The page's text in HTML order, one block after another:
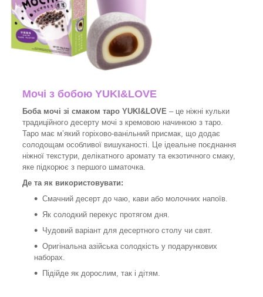
Мочі з бобою YUKI&LOVE
Боба мочі зі смаком таро YUKI&LOVE – це ніжні кульки
традиційного десерту мочі з кремовою начинкою з таро.
Таро має м’який горіхово-ванільний присмак, що додає
солодощам особливої вишуканості. Це ідеальне поєднання
ніжної текстури, делікатного аромату та екзотичного смаку,
яке підкорює з першого шматочка.
Де та як використовувати:
Смачний десерт до чаю, кави або молочних напоїв.
Як солодкий перекус протягом дня.
Чудовий варіант для десертного столу чи свят.
Оригінальна азійська солодкість у подарункових
наборах.
Підійде як дорослим, так і дітям.